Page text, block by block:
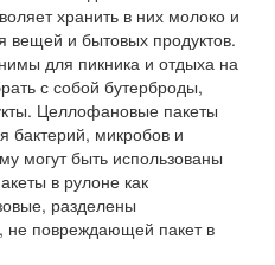
хранить в них молоко и
вещей и бытовых продуктов.
для пикника и отдыха на
с собой бутерброды,
Целлофановые пакеты
бактерий, микробов и
могут быть использованы
в рулоне как
разделены
не повреждающей пакет в